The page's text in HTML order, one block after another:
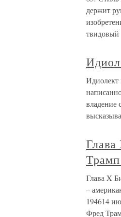
держит
твидовый
Идиолект
владение
Глава
Глава X
–
194614
Фред